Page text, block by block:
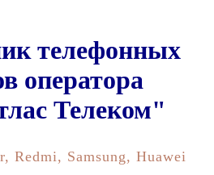
телефонных
оператора
Телеком"
Redmi, Samsung, Huawei